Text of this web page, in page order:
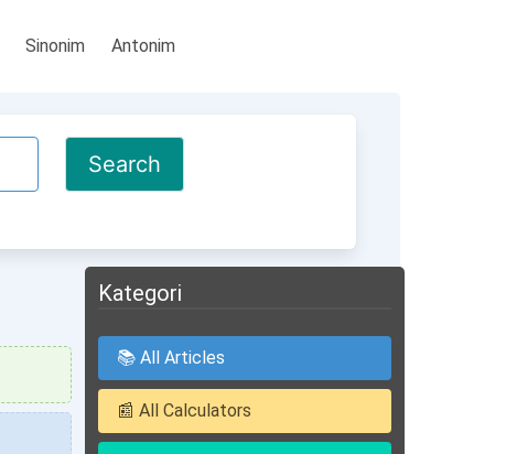
Sinonim Antonim
Kategori
📚 All Articles
📰 All Calculators